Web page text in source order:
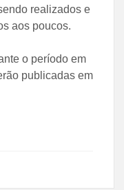
realizados e
aos poucos.
o período em
publicadas em